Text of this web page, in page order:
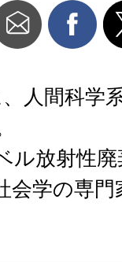
人間科学
ル放射性
会学の専